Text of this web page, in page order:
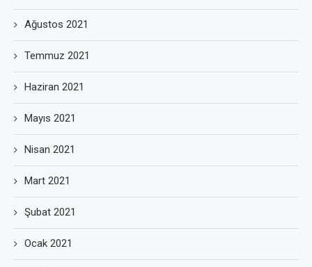
Ağustos 2021
Temmuz 2021
Haziran 2021
Mayıs 2021
Nisan 2021
Mart 2021
Şubat 2021
Ocak 2021